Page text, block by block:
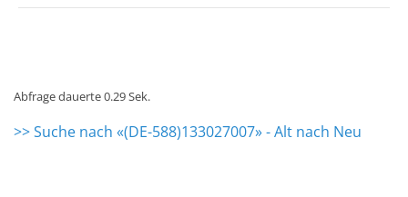
Abfrage dauerte 0.29 Sek.
>> Suche nach «(DE-588)133027007» - Alt nach Neu